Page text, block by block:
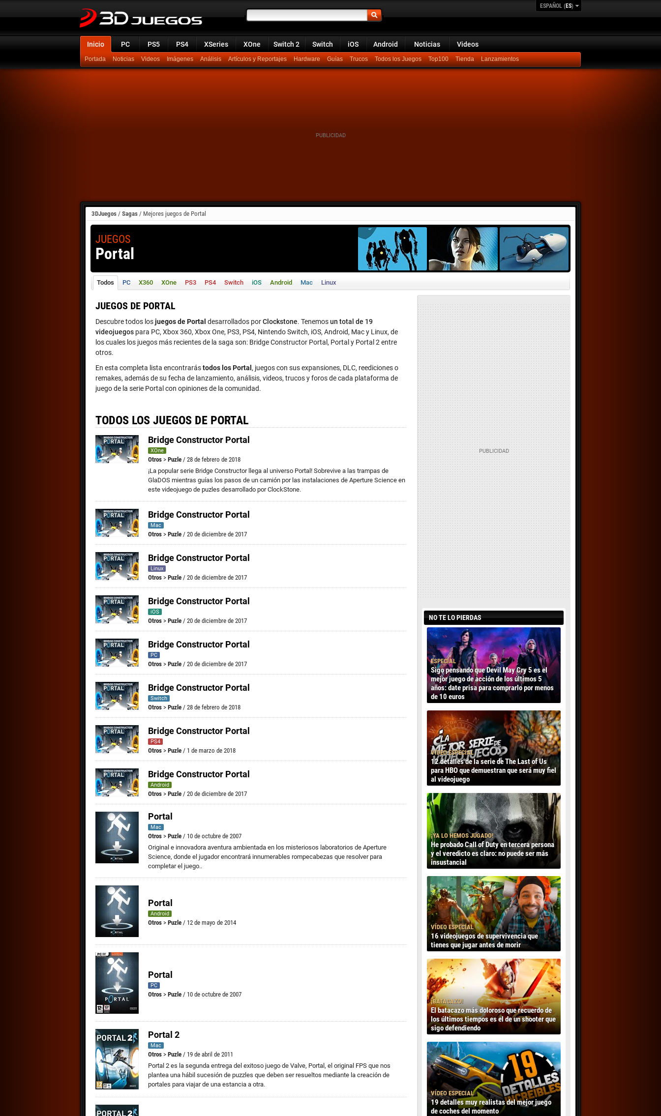
ESPAÑOL (ES)
Inicio PC PS5 PS4 XSeries XOne Switch 2 Switch iOS Android Noticias Videos
Portada Noticias Videos Imágenes Análisis Artículos y Reportajes Hardware Guías Trucos Todos los Juegos Top100 Lanzamientos
3DJuegos / Sagas / Mejores juegos de Portal
JUEGOS
Portal
Todos PC X360 XOne PS3 PS4 Switch iOS Android Mac Linux
JUEGOS DE PORTAL
Descubre todos losjuegos de Portal desarrollados porClockstone. Tenemosun total de 19
videojuegos para PC, Xbox 360, Xbox One, PS3, PS4, Nintendo Switch, iOS, Android, Mac y Linux, de
los cuales los juegos más recientes de la saga son: Bridge Constructor Portal, Portal y Portal 2 entre
otros.
En esta completa lista encontrarástodos los Portal , juegos con sus expansiones, DLC, reediciones o
remakes, además de su fecha de lanzamiento, análisis, videos, trucos y foros de cada plataforma de
juego de la serie Portal con opiniones de la comunidad.
TODOS LOS JUEGOS DE PORTAL
Bridge Constructor Portal
XOne
Otros > Puzle / 28 de febrero de 2018
¡La popular serie Bridge Constructor llega al universo Portal! Sobrevive a las trampas de
GlaDOS mientras guías los pasos de un camión por las instalaciones de Aperture Science en
este videojuego de puzles desarrollado por ClockStone.
Bridge Constructor Portal
Mac
Otros > Puzle / 20 de diciembre de 2017
Bridge Constructor Portal
Linux
Otros > Puzle / 20 de diciembre de 2017
Bridge Constructor Portal
iOS
Otros > Puzle / 20 de diciembre de 2017
Bridge Constructor Portal
PC
Otros > Puzle / 20 de diciembre de 2017
Bridge Constructor Portal
Switch
Otros > Puzle / 28 de febrero de 2018
Bridge Constructor Portal
PS4
Otros > Puzle / 1 de marzo de 2018
Bridge Constructor Portal
Android
Otros > Puzle / 20 de diciembre de 2017
Portal
Mac
Otros > Puzle / 10 de octubre de 2007
Original e innovadora aventura ambientada en los misteriosos laboratorios de Aperture
Science, donde el jugador encontrará innumerables rompecabezas que resolver para
completar el juego..
Portal
Android
Otros > Puzle / 12 de mayo de 2014
Portal
PC
Otros > Puzle / 10 de octubre de 2007
Portal 2
Mac
Otros > Puzle / 19 de abril de 2011
Portal 2 es la segunda entrega del exitoso juego de Valve, Portal, el original FPS que nos
plantea una hábil sucesión de puzzles que deben ser resueltos mediante la creación de
portales para viajar de una estancia a otra.
NO TE LO PIERDAS
ESPECIAL
Sigo pensando que Devil May Cry 5 es el
mejor juego de acción de los últimos 5
años: date prisa para comprarlo por menos
de 10 euros
VÍDEO ESPECIAL
12 detalles de la serie de The Last of Us
para HBO que demuestran que será muy fiel
al videojuego
¡YA LO HEMOS JUGADO!
He probado Call of Duty en tercera persona
y el veredicto es claro: no puede ser más
insustancial
VÍDEO ESPECIAL
16 videojuegos de supervivencia que
tienes que jugar antes de morir
¡BATACAZO!
El batacazo más doloroso que recuerdo de
los últimos tiempos es el de un shooter que
sigo defendiendo
VÍDEO ESPECIAL
19 detalles muy realistas del mejor juego
de coches del momento